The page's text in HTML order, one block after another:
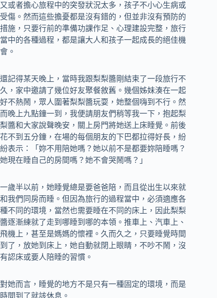
又或者擔心旅程中的突發狀況太多，孩子不小心生病或
受傷。然而這些擔憂都是沒有錯的，但並非沒有預防的
措施，只要行前的準備功課作足、心理建設完整，旅行
當中的各種過程，都是讓大人和孩子一起成長的絕佳機
會。
還記得某天晚上，當時我跟梨梨醬剛結束了一段旅行不
久，家中邀請了幾位好友聚餐敘舊。幾個姊妹湊在一起
好不熱鬧，眾人圍著梨梨醬玩耍，她整個嗨到不行。然
而晚上九點鐘一到，我便請朋友們稍等我一下，抱起梨
梨醬和大家說聲晚安，關上房門將她送上床睡覺。前後
花不到五分鐘，在場的每個朋友的下巴都拉得好長，紛
紛表示：「妳不用陪她嗎？她以前不是都要妳陪睡嗎？
她現在睡自己的房間嗎？她不會哭鬧嗎？」
一歲半以前，她睡覺總是要爸爸陪，而且從出生以來就
和我們同房而睡。但因為旅行的過程當中，必須適應各
種不同的環境，當然也需要睡在不同的床上，因此梨梨
醬逐漸練就了走到哪睡到哪的本領。推車上、汽車上、
飛機上，甚至是媽媽的懷裡。久而久之，只要睡覺時間
到了，放她到床上，她自動就閉上眼睛，不吵不鬧，沒
有認床或要人陪睡的習慣。
對她而言，睡覺的地方不是只有一種固定的環境，而是
時間到了就該休息。